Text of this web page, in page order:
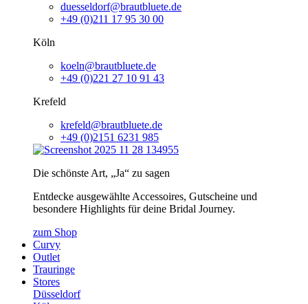
duesseldorf@brautbluete.de
+49 (0)211 17 95 30 00
Köln
koeln@brautbluete.de
+49 (0)221 27 10 91 43
Krefeld
krefeld@brautbluete.de
+49 (0)2151 6231 985
Die schönste Art, „Ja“ zu sagen
Entdecke ausgewählte Accessoires, Gutscheine und
besondere Highlights für deine Bridal Journey.
zum Shop
Curvy
Outlet
Trauringe
Stores
Düsseldorf